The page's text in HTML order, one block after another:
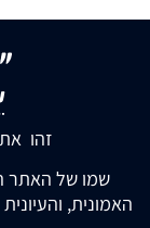
זהו
שמו של האתר
האמונית,